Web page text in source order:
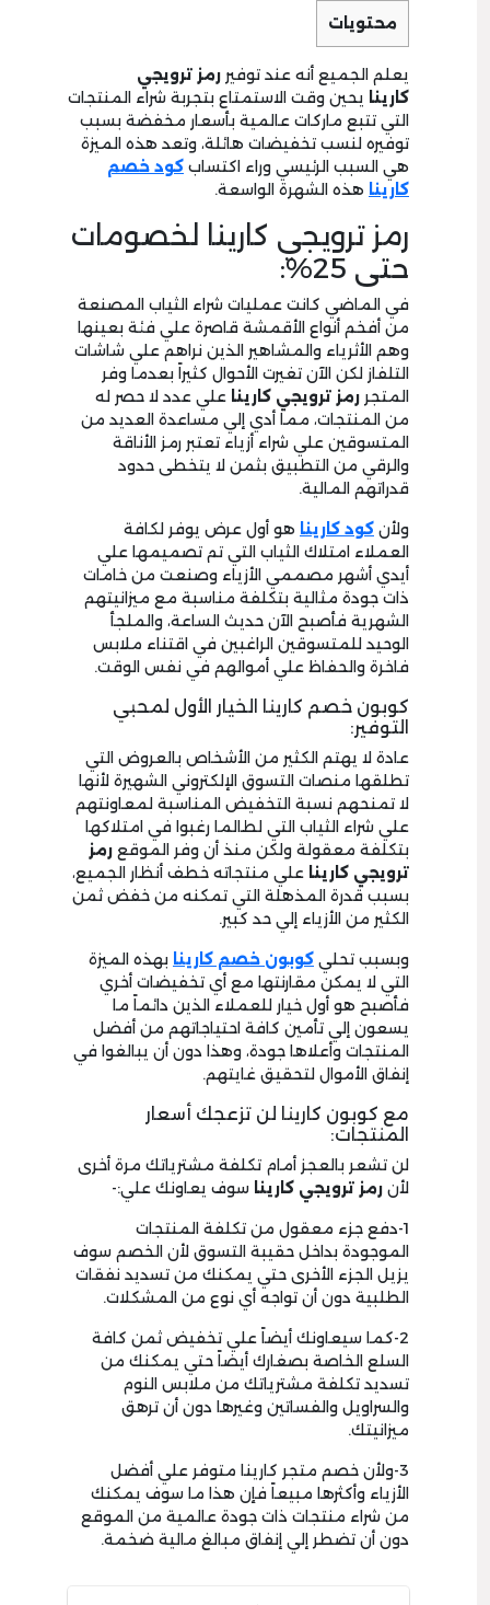
محتويات
يعلم الجميع أنه عند توفير رمز ترويجي
كارينا يحين وقت الاستمتاع بتجربة شراء المنتجات
التي تتبع ماركات عالمية بأسعار مخفضة بسبب
توفيره لنسب تخفيضات هائلة، وتعد هذه الميزة
هي السبب الرئيسي وراء اكتساب كود خصم
كارينا هذه الشهرة الواسعة.
رمز ترويجي كارينا لخصومات
حتى 25%:
في الماضي كانت عمليات شراء الثياب المصنعة
من أفخم أنواع الأقمشة قاصرة علي فئة بعينها
وهم الأثرياء والمشاهير الذين نراهم علي شاشات
التلفاز لكن الآن تغيرت الأحوال كثيراً بعدما وفر
المتجر رمز ترويجي كارينا علي عدد لا حصر له
من المنتجات، مما أدي إلي مساعدة العديد من
المتسوقين علي شراء أزياء تعتبر رمز الأناقة
والرقي من التطبيق بثمن لا يتخطى حدود
قدراتهم المالية.
ولأن كود كارينا هو أول عرض يوفر لكافة
العملاء امتلاك الثياب التي تم تصميمها علي
أيدي أشهر مصممي الأزياء وصنعت من خامات
ذات جودة مثالية بتكلفة مناسبة مع ميزانيتهم
الشهرية فأصبح الآن حديث الساعة، والملجأ
الوحيد للمتسوقين الراغبين في اقتناء ملابس
فاخرة والحفاظ علي أموالهم في نفس الوقت.
كوبون خصم كارينا الخيار الأول لمحبي
التوفير:
عادة لا يهتم الكثير من الأشخاص بالعروض التي
تطلقها منصات التسوق الإلكتروني الشهيرة لأنها
لا تمنحهم نسبة التخفيض المناسبة لمعاونتهم
علي شراء الثياب التي لطالما رغبوا في امتلاكها
بتكلفة معقولة ولكن منذ أن وفر الموقع رمز
ترويجي كارينا علي منتجاته خطف أنظار الجميع،
بسبب قدرة المذهلة التي تمكنه من خفض ثمن
الكثير من الأزياء إلي حد كبير.
وبسبب تحلي كوبون خصم كارينا بهذه الميزة
التي لا يمكن مقارنتها مع أي تخفيضات أخري
فأصبح هو أول خيار للعملاء الذين دائماً ما
يسعون إلي تأمين كافة احتياجاتهم من أفضل
المنتجات وأعلاها جودة، وهذا دون أن يبالغوا في
إنفاق الأموال لتحقيق غايتهم.
مع كوبون كارينا لن تزعجك أسعار
المنتجات:
لن تشعر بالعجز أمام تكلفة مشترياتك مرة أخرى
لأن رمز ترويجي كارينا سوف يعاونك علي:-
1-دفع جزء معقول من تكلفة المنتجات
الموجودة بداخل حقيبة التسوق لأن الخصم سوف
يزيل الجزء الأخرى حتي يمكنك من تسديد نفقات
الطلبية دون أن تواجه أي نوع من المشكلات.
2-كما سيعاونك أيضاً علي تخفيض ثمن كافة
السلع الخاصة بصغارك أيضاً حتي يمكنك من
تسديد تكلفة مشترياتك من ملابس النوم
والسراويل والفساتين وغيرها دون أن ترهق
ميزانيتك.
3-ولأن خصم متجر كارينا متوفر علي أفضل
الأزياء وأكثرها مبيعاً فإن هذا ما سوف يمكنك
من شراء منتجات ذات جودة عالمية من الموقع
دون أن تضطر إلي إنفاق مبالغ مالية ضخمة.